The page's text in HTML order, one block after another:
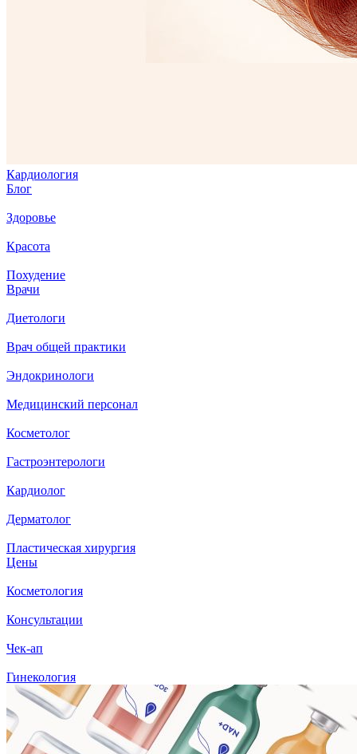
Кардиология
Блог
Здоровье
Красота
Похудение
Врачи
Диетологи
Врач общей практики
Эндокринологи
Медицинский персонал
Косметолог
Гастроэнтерологи
Кардиолог
Дерматолог
Пластическая хирургия
Цены
Косметология
Консультации
Чек-ап
Гинекология